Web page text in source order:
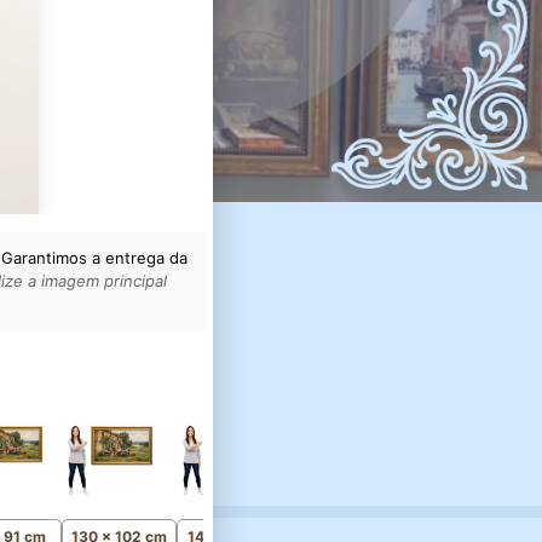
a entrega da
a imagem principal
91 cm 130 x 102 cm 145 x 114 cm